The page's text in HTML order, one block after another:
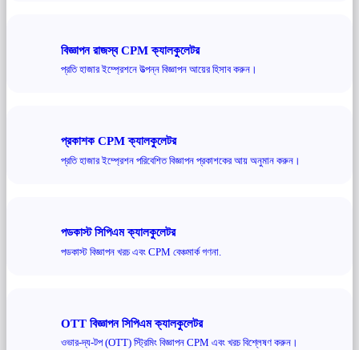
বিজ্ঞাপন রাজস্ব CPM ক্যালকুলেটর
প্রতি হাজার ইম্প্রেশনে উত্পন্ন বিজ্ঞাপন আয়ের হিসাব করুন।
প্রকাশক CPM ক্যালকুলেটর
প্রতি হাজার ইম্প্রেশন পরিবেশিত বিজ্ঞাপন প্রকাশকের আয় অনুমান করুন।
পডকাস্ট সিপিএম ক্যালকুলেটর
পডকাস্ট বিজ্ঞাপন খরচ এবং CPM বেঞ্চমার্ক গণনা.
OTT বিজ্ঞাপন সিপিএম ক্যালকুলেটর
ওভার-দ্য-টপ (OTT) স্ট্রিমিং বিজ্ঞাপন CPM এবং খরচ বিশ্লেষণ করুন।